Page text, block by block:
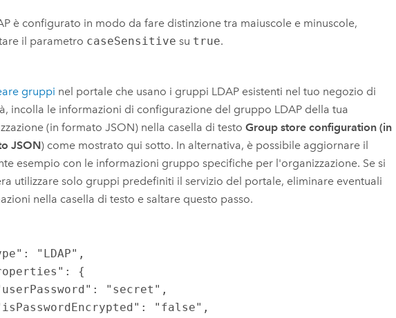
è configurato in modo da fare distinzione tra maiuscole e minuscole,
il parametro caseSensitive su true.
gruppi nel portale che usano i gruppi LDAP esistenti nel tuo negozio di
incolla le informazioni di configurazione del gruppo LDAP della tua
(in formato JSON) nella casella di testoGroup store configuration (in
JSON) come mostrato qui sotto. In alternativa, è possibile aggiornare il
esempio con le informazioni gruppo specifiche per l'organizzazione. Se si
utilizzare solo gruppi predefiniti il servizio del portale, eliminare eventuali
nella casella di testo e saltare questo passo.